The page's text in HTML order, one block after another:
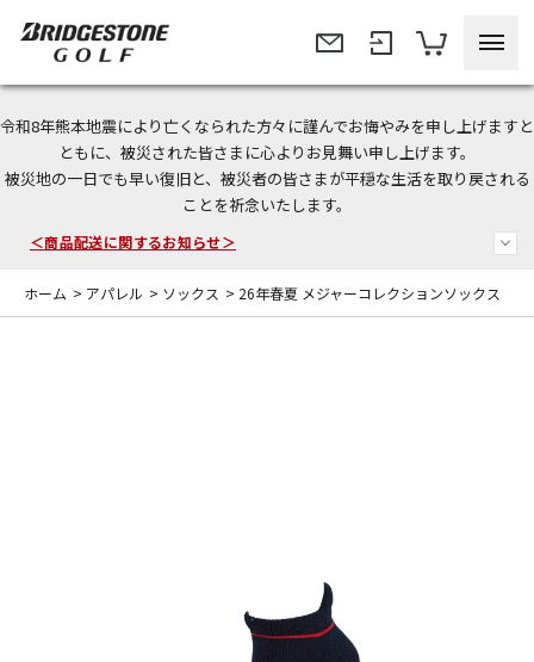
令和8年熊本地震により亡くなられた方々に謹んでお悔やみを申し上げますと
ともに、被災された皆さまに心よりお見舞い申し上げます。
被災地の一日でも早い復旧と、被災者の皆さまが平穏な生活を取り戻される
ことを祈念いたします。
＜夏季休暇中のご注文・発送・お問い合わせ＞
今なら新規会員登録で1,000円OFFクーポンプレゼント！
＜商品配送に関するお知らせ＞
ホーム > アパレル > ソックス > 26年春夏 メジャーコレクションソックス